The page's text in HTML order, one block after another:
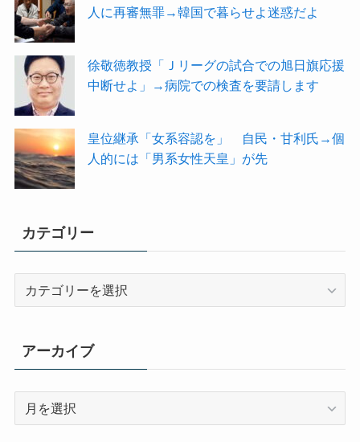
人に再審無罪→韓国で暮らせよ迷惑だよ
徐敬徳教授「Ｊリーグの試合での旭日旗応援
中断せよ」→病院での検査を要請します
皇位継承「女系容認を」 自民・甘利氏→個
人的には「男系女性天皇」が先
カテゴリー
リ
ー
アーカイブ